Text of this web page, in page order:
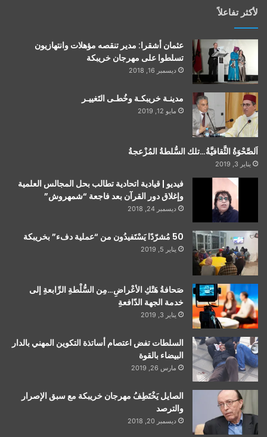
لأكثر تفاعلاً
عثمان أشقرا: مدير تنقصه مؤهلات وانتهازيون
تسلطوا على مهرجان خريبكة
ديسمبر 16, 2018
مدينـة خريبكـة وخُطـى التَغييـر
مايو 12, 2019
اَلصَّحْوَةُ الثَّقافيَّةُ…تلك السُّلطةُ المُزْعجةُ
يناير 3, 2019
فيديو | قيادية اتحادية تطالب بحل المجالس العلمية
وإغلاق دور القرآن بعد فاجعة “شمهروش”
ديسمبر 24, 2018
50 مُشرّدًا يَسْتَفيدُون من “عملية دفء” بخريبكة
يناير 5, 2019
صَحافةُ هَتْكِ الأعْراضِ…مِن السُّلْطةِ الرِّابعةِ إلى
خدمة الجهة الدّافعةِ
يناير 3, 2019
السلطات تفض اعتصام أساتذة التكوين المهني بالدار
البيضاء بالقوة
مارس 26, 2019
الصايل يَخْتَطِفُ مهرجان خريبكة مع سبق الإصرار
والترصد
ديسمبر 20, 2018